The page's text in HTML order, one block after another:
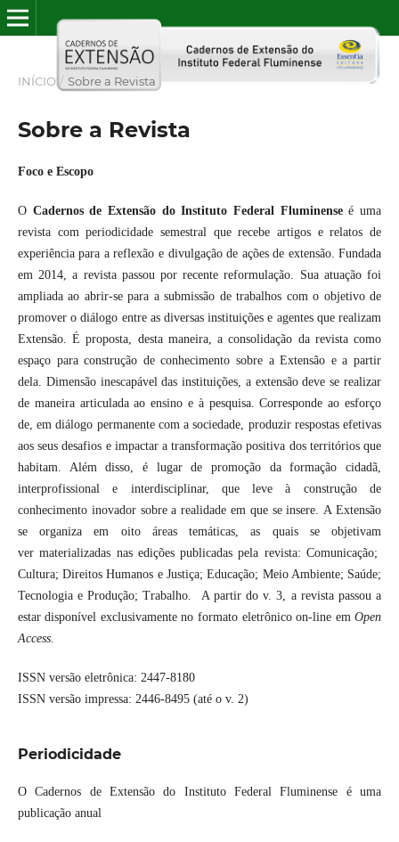
INÍCIO / Sobre a Revista
Sobre a Revista
Foco e Escopo
O Cadernos de Extensão do Instituto Federal Fluminenseé uma
revista com periodicidade semestral que recebe artigos e relatos de
experiência para a reflexão e divulgação de ações de extensão. Fundada
em 2014, a revista passou por recente reformulação. Sua atuação foi
ampliada ao abrir-se para a submissão de trabalhos com o objetivo de
promover o diálogo entre as diversas instituições e agentes que realizam
Extensão. É proposta, desta maneira, a consolidação da revista como
espaço para construção de conhecimento sobre a Extensão e a partir
dela. Dimensão inescapável das instituições, a extensão deve se realizar
de maneira articulada ao ensino e à pesquisa. Corresponde ao esforço
de, em diálogo permanente com a sociedade, produzir respostas efetivas
aos seus desafios e impactar a transformação positiva dos territórios que
habitam. Além disso, é lugar de promoção da formação cidadã,
interprofissional e interdisciplinar, que leve à construção de
conhecimento inovador sobre a realidade em que se insere. A Extensão
se organiza em oito áreas temáticas, as quais se objetivam
ver materializadas nas edições publicadas pela revista: Comunicação;
Cultura; Direitos Humanos e Justiça; Educação; Meio Ambiente; Saúde;
Tecnologia e Produção; Trabalho. A partir do v. 3, a revista passou a
estar disponível exclusivamente no formato eletrônico on-line emOpen
Access.
ISSN versão eletrônica: 2447-8180
ISSN versão impressa: 2446-8495 (até o v. 2)
Periodicidade
O Cadernos de Extensão do Instituto Federal Fluminense é uma
publicação anual